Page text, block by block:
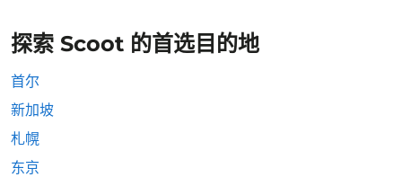
探索 Scoot 的首选目的地
首尔
新加坡
札幌
东京